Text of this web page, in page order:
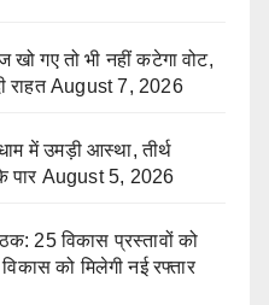
गए तो भी नहीं कटेगा वोट,
राहत August 7, 2026
में उमड़ी आस्था, तीर्थ
पार August 5, 2026
25 विकास प्रस्तावों को
को मिलेगी नई रफ्तार